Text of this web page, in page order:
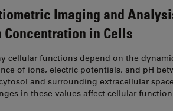
Imaging and
Concentration in Cells
cellular functions depend on the
of ions, electric potentials, and pH
and surrounding extracellular
in these values affect cellular